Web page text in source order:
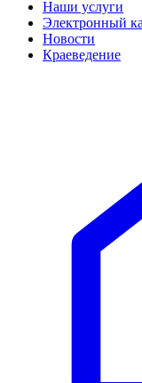
Наши услуги
Электронный
Новости
Краеведение